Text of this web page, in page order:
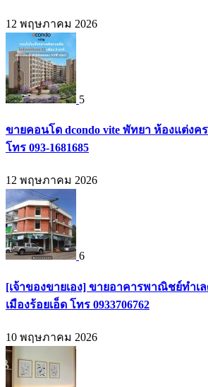
12 พฤษภาคม 2026
5
ขายคอนโด dcondo vite พัทยา ห้องแต่งค
โทร 093-1681685
12 พฤษภาคม 2026
6
[เจ้าของขายเอง] ขายอาคารพาณิชย์ทำเ
เมืองร้อยเอ็ด โทร 0933706762
10 พฤษภาคม 2026